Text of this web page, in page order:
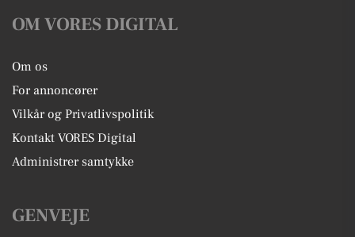
OM VORES DIGITAL
Om os
For annoncører
Vilkår og Privatlivspolitik
Kontakt VORES Digital
Administrer samtykke
GENVEJE